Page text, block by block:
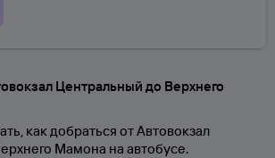
Центральный до Верхнего
как добраться от Автовокзал
Мамона на автобусе.